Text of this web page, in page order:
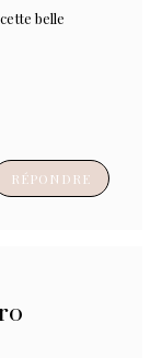
belle
RÉPONDRE